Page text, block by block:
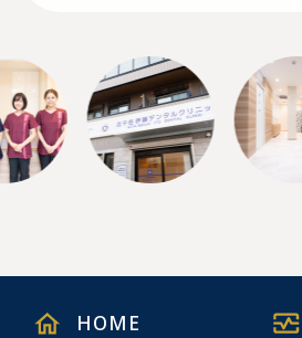
HOME